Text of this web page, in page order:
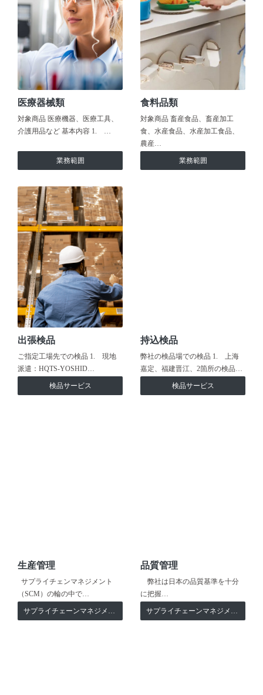
医療器械類
対象商品 医療機器、医療工具、
介護用品など 基本内容 1. …
業務範囲
食料品類
対象商品 畜産食品、畜産加工
食、水産食品、水産加工食品、
農産…
業務範囲
出張検品
ご指定工場先での検品 1. 現地
派遣：HQTS-YOSHID…
検品サービス
持込検品
弊社の検品場での検品 1. 上海
嘉定、福建晋江、2箇所の検品…
検品サービス
生産管理
サプライチェンマネジメント
（SCM）の輪の中で…
サプライチェーンマネジメント
品質管理
弊社は日本の品質基準を十分
に把握…
サプライチェーンマネジメント